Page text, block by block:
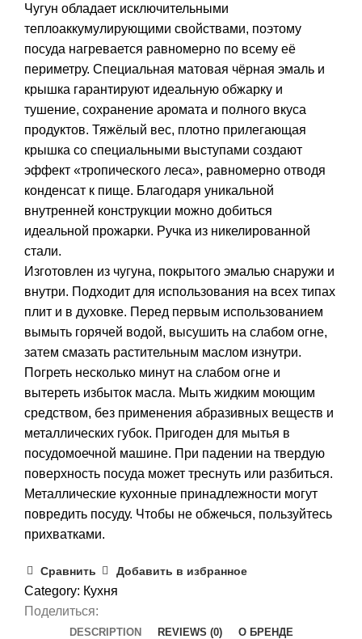
Чугун обладает исключительными
теплоаккумулирующими свойствами, поэтому
посуда нагревается равномерно по всему её
периметру. Специальная матовая чёрная эмаль и
крышка гарантируют идеальную обжарку и
тушение, сохранение аромата и полного вкуса
продуктов. Тяжёлый вес, плотно прилегающая
крышка со специальными выступами создают
эффект «тропического леса», равномерно отводя
конденсат к пище. Благодаря уникальной
внутренней конструкции можно добиться
идеальной прожарки. Ручка из никелированной
стали.
Изготовлен из чугуна, покрытого эмалью снаружи и
внутри. Подходит для использования на всех типах
плит и в духовке. Перед первым использованием
вымыть горячей водой, высушить на слабом огне,
затем смазать растительным маслом изнутри.
Погреть несколько минут на слабом огне и
вытереть избыток масла. Мыть жидким моющим
средством, без применения абразивных веществ и
металлических губок. Пригоден для мытья в
посудомоечной машине. При падении на твердую
поверхность посуда может треснуть или разбиться.
Металлические кухонные принадлежности могут
повредить посуду. Чтобы не обжечься, пользуйтесь
прихватками.
Сравнить Добавить в избранное
Category: Кухня
Поделиться:
DESCRIPTION REVIEWS (0) О БРЕНДЕ